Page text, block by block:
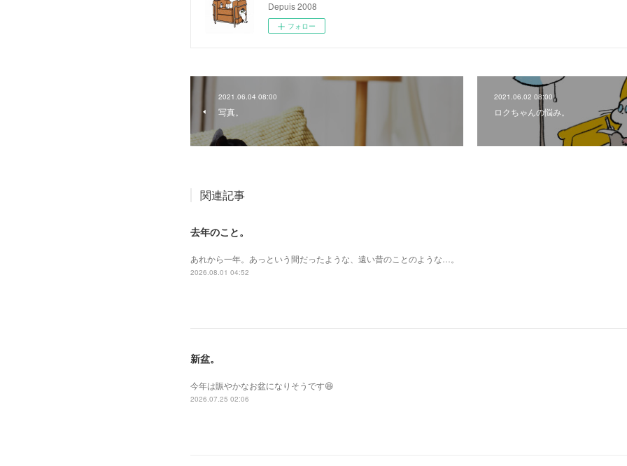
Depuis 2008
フォロー
2021.06.04 08:00
写真。
2021.06.02 08:00
ロクちゃんの悩み。
関連記事
去年のこと。
あれから一年。あっという間だったような、遠い昔のことのような…。
2026.08.01 04:52
新盆。
今年は賑やかなお盆になりそうです😆
2026.07.25 02:06